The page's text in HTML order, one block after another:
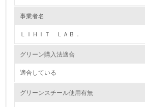
事業者名
ＬＩＨＩＴ ＬＡＢ．
グリーン購入法適合
適合している
グリーンスチール使用有無